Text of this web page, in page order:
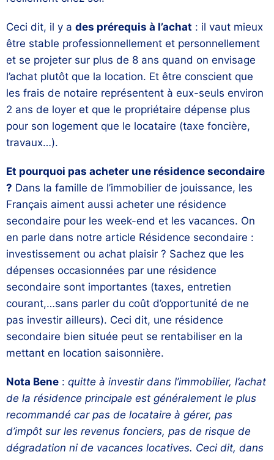
Ceci dit, il y a des prérequis à l’achat : il vaut mieux
être stable professionnellement et personnellement
et se projeter sur plus de 8 ans quand on envisage
l’achat plutôt que la location. Et être conscient que
les frais de notaire représentent à eux-seuls environ
2 ans de loyer et que le propriétaire dépense plus
pour son logement que le locataire (taxe foncière,
travaux…).
Et pourquoi pas acheter une résidence secondaire
? Dans la famille de l’immobilier de jouissance, les
Français aiment aussi acheter une résidence
secondaire pour les week-end et les vacances. On
en parle dans notre article Résidence secondaire :
investissement ou achat plaisir ? Sachez que les
dépenses occasionnées par une résidence
secondaire sont importantes (taxes, entretien
courant,…sans parler du coût d’opportunité de ne
pas investir ailleurs). Ceci dit, une résidence
secondaire bien située peut se rentabiliser en la
mettant en location saisonnière.
Nota Bene : quitte à investir dans l’immobilier, l’achat
de la résidence principale est généralement le plus
recommandé car pas de locataire à gérer, pas
d’impôt sur les revenus fonciers, pas de risque de
dégradation ni de vacances locatives. Ceci dit, dans